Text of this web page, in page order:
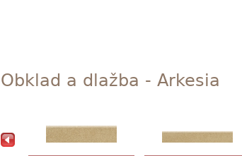
Obklad a dlažba - Arkesia